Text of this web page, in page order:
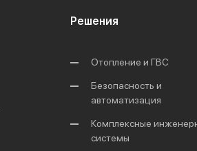
Решения
Отопление и ГВС
Безопасность и
автоматизация
Комплексные
системы